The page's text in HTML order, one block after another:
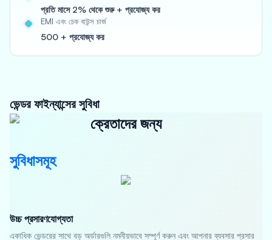
প্রতি মাসে 2% থেকে শুরু + প্রযোজ্য কর
EMI এবং চেক বাউন্স চার্জ
500 + প্রযোজ্য কর
ভেন্ডর ফাইন্যান্সের সুবিধা
ক্রেতাদের জন্য
সুবিধাসমূহ
উচ্চ প্রসারণযোগ্যতা
একাধিক ভেন্ডরের সাথে বড় অর্ডারগুলি নমনীয়ভাবে সম্পূর্ণ করুন এবং আপনার ব্যবসার প্রসার